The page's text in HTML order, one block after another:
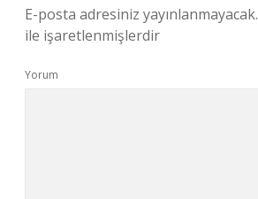
E-posta adresiniz yayınlanmayacak.
ile işaretlenmişlerdir
Yorum